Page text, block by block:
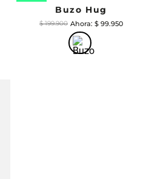
Buzo Hug
$ 199.900 $ 99.950